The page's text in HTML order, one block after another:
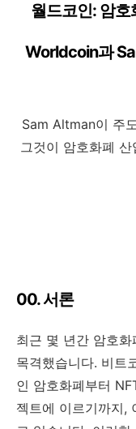
월드코인: 암호
Worldcoin과
Sam Altman이 주
그것이 암호화폐
00. 서론
최근 몇 년간 암호
목격했습니다. 비트
인 암호화폐부터
젝트에 이르기까지,